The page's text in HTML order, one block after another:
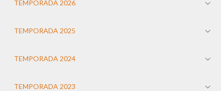
TEMPORADA 2026
TEMPORADA 2025
TEMPORADA 2024
TEMPORADA 2023